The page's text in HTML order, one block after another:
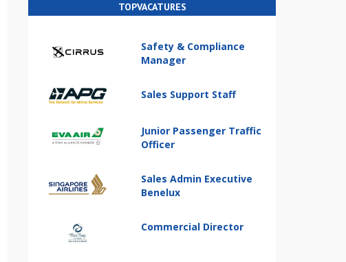
TOPVACATURES
Safety & Compliance
Manager
Sales Support Staff
Junior Passenger Traffic
Officer
Sales Admin Executive
Benelux
Commercial Director